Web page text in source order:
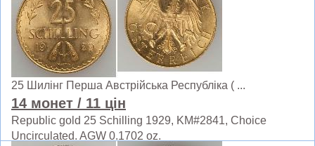
25 Шилінг Перша Австрійська Республіка ( ...
14 монет / 11 цін
Republic gold 25 Schilling 1929, KM#2841, Choice
Uncirculated. AGW 0.1702 oz.